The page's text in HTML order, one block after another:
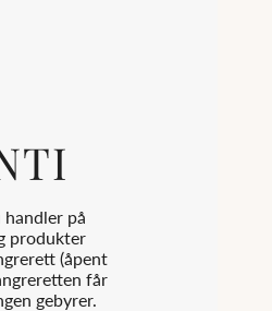
på
produkter
(åpent
får
gebyrer.